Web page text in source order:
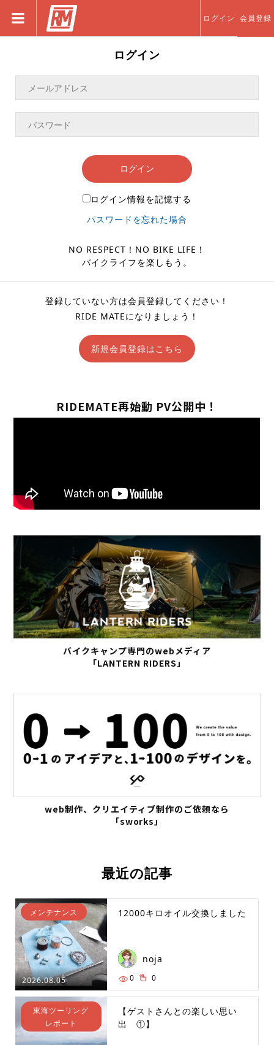
ログイン 会員登録
ログイン
ログイン
ログイン情報を記憶する
パスワードを忘れた場合
NO RESPECT！NO BIKE LIFE！
バイクライフを楽しもう。
登録していない方は会員登録してください！
RIDE MATEになりましょう！
新規会員登録はこちら
RIDEMATE再始動 PV公開中！
バイクキャンプ専門のwebメディア
「LANTERN RIDERS」
web制作、クリエイティブ制作のご依頼なら
「sworks」
最近の記事
2026.08.05
メンテナンス 12000キロオイル交換しました
noja
0 0
東海ツーリング
レポート
【ゲストさんとの楽しい思い
出 ①】